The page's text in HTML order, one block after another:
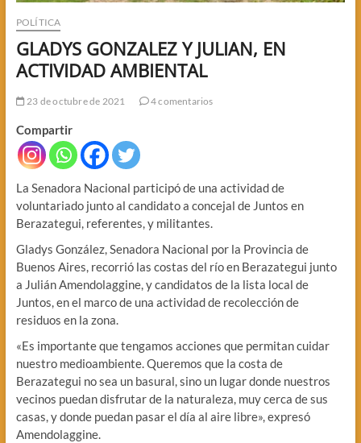
POLÍTICA
GLADYS GONZALEZ Y JULIAN, EN
ACTIVIDAD AMBIENTAL
23 de octubre de 2021 4 comentarios
Compartir
La Senadora Nacional participó de una actividad de
voluntariado junto al candidato a concejal de Juntos en
Berazategui, referentes, y militantes.
Gladys González, Senadora Nacional por la Provincia de
Buenos Aires, recorrió las costas del río en Berazategui junto
a Julián Amendolaggine, y candidatos de la lista local de
Juntos, en el marco de una actividad de recolección de
residuos en la zona.
«Es importante que tengamos acciones que permitan cuidar
nuestro medioambiente. Queremos que la costa de
Berazategui no sea un basural, sino un lugar donde nuestros
vecinos puedan disfrutar de la naturaleza, muy cerca de sus
casas, y donde puedan pasar el día al aire libre», expresó
Amendolaggine.